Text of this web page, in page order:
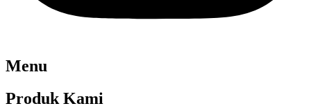
Menu
Produk Kami